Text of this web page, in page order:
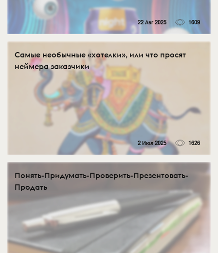
22 Авг 2025 1609
Самые необычные «хотелки», или что просят
неймера заказчики
2 Июл 2025 1626
Понять-Придумать-Проверить-Презентовать-
Продать